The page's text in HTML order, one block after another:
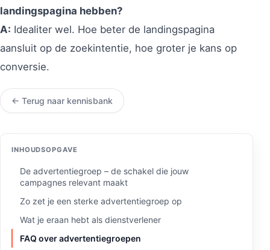
landingspagina hebben?
A: Idealiter wel. Hoe beter de landingspagina
aansluit op de zoekintentie, hoe groter je kans op
conversie.
← Terug naar kennisbank
INHOUDSOPGAVE
De advertentiegroep – de schakel die jouw
campagnes relevant maakt
Zo zet je een sterke advertentiegroep op
Wat je eraan hebt als dienstverlener
FAQ over advertentiegroepen